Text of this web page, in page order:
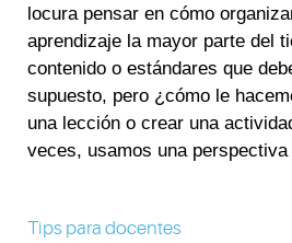
locura pensar en cómo
aprendizaje la mayor parte del
contenido o estándares que
supuesto, pero ¿cómo le
una lección o crear una
veces, usamos una perspectiva
Tips para docentes